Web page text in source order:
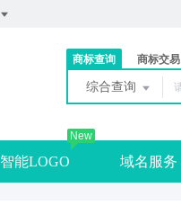
商标查询 商标交易
综合查询
智能LOGO
New
域名服务